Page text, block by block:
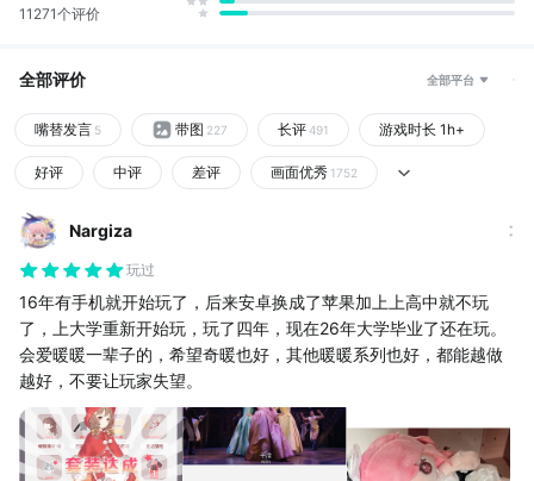
11271个评价
全部评价 全部平台
嘴替发言 5 带图 227 长评 491 游戏时长 1h+
好评 中评 差评 画面优秀 1752
Nargiza
玩过
16年有手机就开始玩了，后来安卓换成了苹果加上上高中就不玩
了，上大学重新开始玩，玩了四年，现在26年大学毕业了还在玩。
会爱暖暖一辈子的，希望奇暖也好，其他暖暖系列也好，都能越做
越好，不要让玩家失望。